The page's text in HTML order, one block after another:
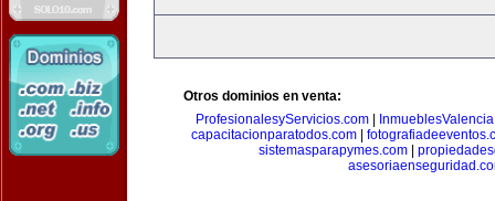
Otros dominios en venta:
ProfesionalesyServicios.com|
capacitacionparatodos.com|
sistemasparapymes.com|